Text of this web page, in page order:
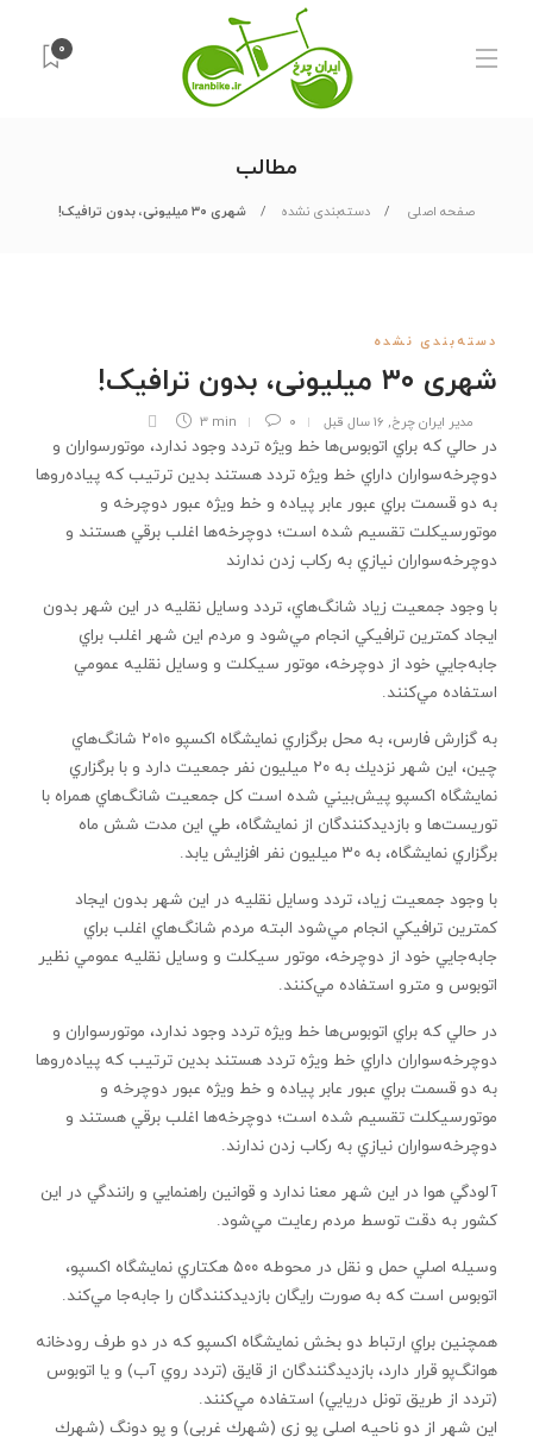
۰
مطالب
صفحه اصلی دسته‌بندی نشده شهری ۳۰ میلیونی، بدون ترافیک!
دسته‌بندی نشده
شهری ۳۰ میلیونی، بدون ترافیک!
مدیر ایران چرخ, ۱۶ سال قبل ۰ 3 min
در حالي كه براي اتوبوس‌ها خط ويژه‌ تردد وجود ندارد، موتورسواران و
دوچرخه‌سواران داراي خط ويژه تردد هستند بدين ترتيب كه پياده‌روها
به دو قسمت براي عبور عابر پياده و خط ويژه عبور دوچرخه و
موتورسيكلت تقسيم شده است؛ دوچرخه‌ها اغلب برقي هستند و
‌دوچرخه‌سواران نيازي به ركاب زدن ندارند
با وجود جمعيت زياد شانگ‌هاي، ‌تردد وسايل نقليه در اين شهر بدون
ايجاد كمترين ترافيكي انجام مي‌شود و مردم اين شهر اغلب براي
جابه‌جايي خود از دوچرخه، موتور سيكلت و وسايل نقليه عمومي
‌استفاده مي‌كنند.
به گزارش فارس، به محل برگزاري نمايشگاه اكسپو ۲۰۱۰ شانگ‌هاي
چين، اين شهر نزديك به ۲۰ ميليون نفر جمعيت دارد و با برگزاري
نمايشگاه اكسپو پيش‌بيني شده است كل جمعيت شانگ‌هاي همراه با
توريست‌ها و بازديدكنندگان از نمايشگاه، طي اين مدت شش ماه
برگزاري نمايشگاه، به ۳۰ ميليون نفر افزايش يابد.
با وجود جمعيت زياد، ‌تردد وسايل نقليه در اين شهر بدون ايجاد
كمترين ترافيكي انجام مي‌شود البته مردم شانگ‌هاي اغلب براي
جابه‌جايي خود از دوچرخه، موتور سيكلت و وسايل نقليه عمومي نظير
اتوبوس و مترو استفاده مي‌كنند.
در حالي كه براي اتوبوس‌ها خط ويژه‌ تردد وجود ندارد، موتورسواران و
دوچرخه‌سواران داراي خط ويژه تردد هستند بدين ترتيب كه پياده‌روها
به دو قسمت براي عبور عابر پياده و خط ويژه عبور دوچرخه و
موتورسيكلت تقسيم شده است؛ دوچرخه‌ها اغلب برقي هستند و
‌دوچرخه‌سواران نيازي به ركاب زدن ندارند.
آلودگي هوا در اين شهر معنا ندارد و قوانين راهنمايي و رانندگي در اين
كشور به دقت توسط مردم رعايت مي‌شود.
وسيله اصلي حمل و نقل در محوطه ۵۰۰ هكتاري نمايشگاه اكسپو،
اتوبوس است كه به صورت رايگان بازديدكنندگان را جابه‌جا مي‌كند.
همچنين براي ارتباط دو بخش نمايشگاه اكسپو كه در دو طرف رودخانه
هوانگ‌پو قرار دارد، بازديدگنندگان از قايق (تردد روي آب) و يا اتوبوس
(تردد از طريق تونل دريايي) استفاده مي‌كنند.
اين شهر از دو ناحيه اصلي پو زي (شهرك غربي) و پو دونگ (شهرك